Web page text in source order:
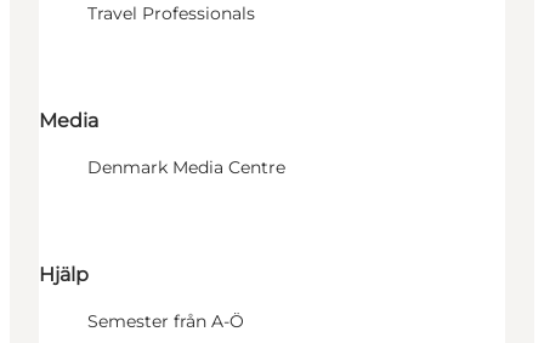
Travel Professionals
Media
Denmark Media Centre
Hjälp
Semester från A-Ö